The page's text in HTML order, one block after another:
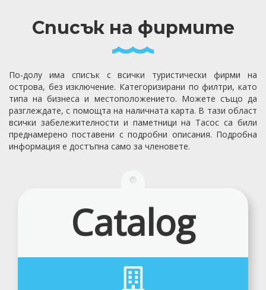
Списък на фирмите
По-долу има списък с всички туристически фирми на
острова, без изключение. Категоризирани по филтри, като
типа на бизнеса и местоположението. Можете също да
разглеждате, с помощта на наличната карта. В тази област
всички забележителности и паметници на Тасос са били
преднамерено поставени с подробни описания. Подробна
информация е достъпна само за членовете.
Catalog